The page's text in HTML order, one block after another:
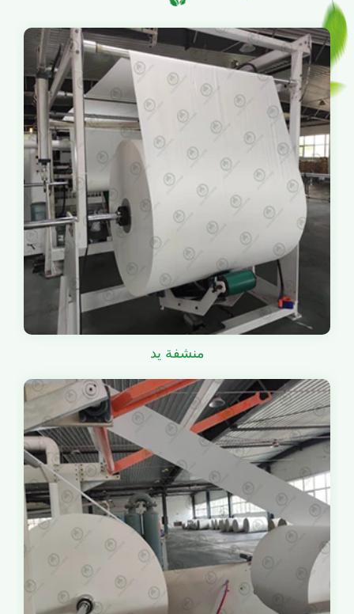
منشفة يد